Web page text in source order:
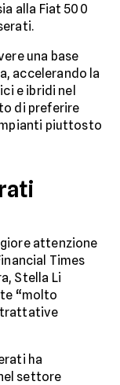
alla Fiat 500
una base
accelerando la
e ibridi nel
di preferire
piuttosto
attenzione
Times
Stella Li
“molto
trattative
ha
settore